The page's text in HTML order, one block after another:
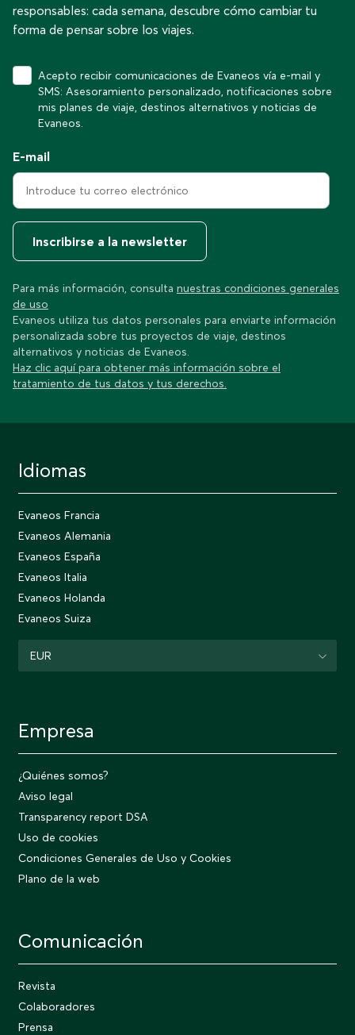
responsables: cada semana, descubre cómo cambiar tu
forma de pensar sobre los viajes.
Acepto recibir comunicaciones de Evaneos vía e-mail y
SMS: Asesoramiento personalizado, notificaciones sobre
mis planes de viaje, destinos alternativos y noticias de
Evaneos.
E-mail
Inscribirse a la newsletter
Para más información, consulta nuestras condiciones generales
de uso
Evaneos utiliza tus datos personales para enviarte información
personalizada sobre tus proyectos de viaje, destinos
alternativos y noticias de Evaneos.
Haz clic aquí para obtener más información sobre el
tratamiento de tus datos y tus derechos.
Idiomas
Evaneos Francia
Evaneos Alemania
Evaneos España
Evaneos Italia
Evaneos Holanda
Evaneos Suiza
EUR
Empresa
¿Quiénes somos?
Aviso legal
Transparency report DSA
Uso de cookies
Condiciones Generales de Uso y Cookies
Plano de la web
Comunicación
Revista
Colaboradores
Prensa